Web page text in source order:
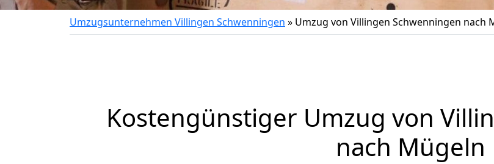
Umzugsunternehmen Villingen Schwenningen » Umzug von Villingen Schwenningen nach
Kostengünstiger Umzug von
nach Mügeln